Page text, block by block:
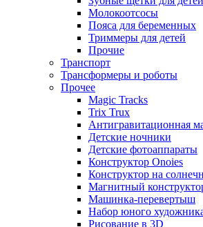
Молокоотсосы
Пояса для беременных
Триммеры для детей
Прочие
Транспорт
Трансформеры и роботы
Прочее
Magic Tracks
Trix Trux
Антигравитационная
Детские ночники
Детские фотоаппараты
Конструктор Onoies
Конструктор на
Магнитный
Машинка-перевертыш
Набор юного
Рисование в 3D